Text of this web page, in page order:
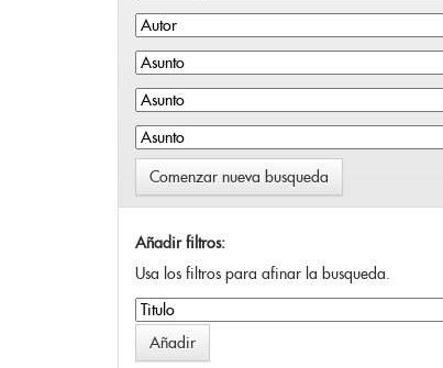
Comenzar nueva busqueda
Añadir filtros:
Usa los filtros para afinar la busqueda.